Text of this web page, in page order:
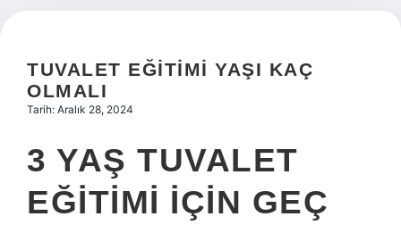
Hakkımızda
TUVALET EĞITIMI YAŞI KAÇ
OLMALI
Tarih: Aralık 28, 2024
3 YAŞ TUVALET
EĞITIMI IÇIN GEÇ